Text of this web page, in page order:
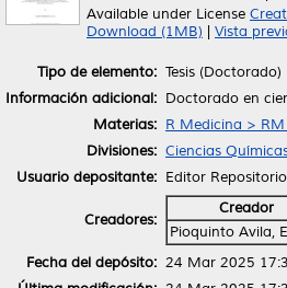
Available under License
Download (1MB)
Vista
Tipo de elemento: Tesis (Doctorado)
Información adicional: Doctorado en
Materias: R Medicina >
Divisiones: Ciencias
Usuario depositante: Editor Repositorio
Creadores:
Creador
Pioquinto Avila,
Fecha del depósito: 24 Mar 2025